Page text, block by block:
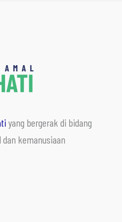
yang bergerak di bidang
kemanusiaan